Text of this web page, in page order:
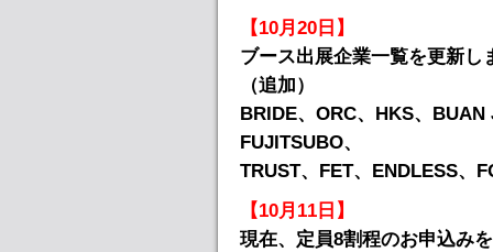
【10月20日】
ブース出展企業一覧を更新し
（追加）
BRIDE、ORC、HKS、
FUJITSUBO、
TRUST、FET、ENDLESS、
【10月11日】
現在、定員8割程のお申込み